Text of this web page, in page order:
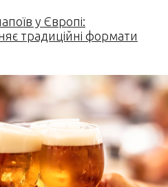
у Європі:
традиційні формати